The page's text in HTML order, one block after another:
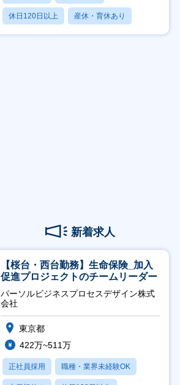
休日120日以上 産休・育休あり
月残業20時間以内
新着求人
【桜台・西台勤務】生命保険_加入
促進プロジェクトのチームリーダー
パーソルビジネスプロセスデザイン株式
会社
東京都
422万~511万
正社員採用 職種・業界未経験OK